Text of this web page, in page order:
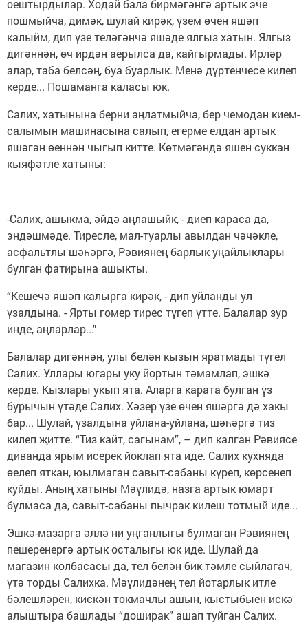
оештырдылар. Ходай бала бирмәгәнгә артык эче
пошмыйча, димәк, шулай кирәк, үзем өчен яшәп
калыйм, дип үзе теләгәнчә яшәде ялгыз хатын. Ялгыз
дигәннән, өч ирдән аерылса да, кайгырмады. Ирләр
алар, таба белсәң, буа буарлык. Менә дүртенчесе килеп
керде... Пошаманга каласы юк.
Салих, хатынына берни аңлатмыйча, бер чемодан кием-
салымын машинасына салып, егерме елдан артык
яшәгән өеннән чыгып китте. Көтмәгәндә яшен суккан
кыяфәтле хатыны:
-Салих, ашыкма, әйдә аңлашыйк, - диеп караса да,
эндәшмәде. Тиресле, мал-туарлы авылдан чәчәкле,
асфальтлы шәһәргә, Рәвиянең барлык уңайлыклары
булган фатирына ашыкты.
“Кешечә яшәп калырга кирәк, - дип уйланды ул
үзалдына. - Ярты гомер тирес түгеп үтте. Балалар зур
инде, аңларлар..."
Балалар дигәннән, улы белән кызын яратмады түгел
Салих. Уллары югары уку йортын тәмамлап, эшкә
керде. Кызлары укып ята. Аларга карата булган үз
бурычын үтәде Салих. Хәзер үзе өчен яшәргә дә хакы
бар... Шулай, үзалдына уйлана-уйлана, шәһәргә тиз
килеп җитте. “Тиз кайт, сагынам”, – дип калган Рәвиясе
диванда ярым исерек йоклап ята иде. Салих кухняда
өелеп яткан, юылмаган савыт-сабаны күреп, көрсенеп
куйды. Аның хатыны Мәүлидә, назга артык юмарт
булмаса да, савыт-сабаны пычрак килеш тотмый иде...
Эшкә-мазарга әллә ни уңганлыгы булмаган Рәвиянең
пешеренергә артык осталыгы юк иде. Шулай да
магазин колбасасы да, тел белән бик тәмле сыйлагач,
үтә торды Салихка. Мәүлидәнең тел йотарлык итле
бәлешләрен, кискән токмачлы ашын, кыстыбыен искә
алыштыра башлады “доширак” ашап туйган Салих.